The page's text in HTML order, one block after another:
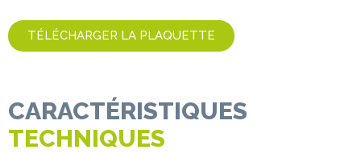
TÉLÉCHARGER LA PLAQUETTE
CARACTÉRISTIQUES
TECHNIQUES